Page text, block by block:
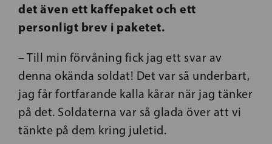
det även ett kaffepaket och ett
personligt brev i paketet.
– Till min förvåning fick jag ett svar av
denna okända soldat! Det var så underbart,
jag får fortfarande kalla kårar när jag tänker
på det. Soldaterna var så glada över att vi
tänkte på dem kring juletid.